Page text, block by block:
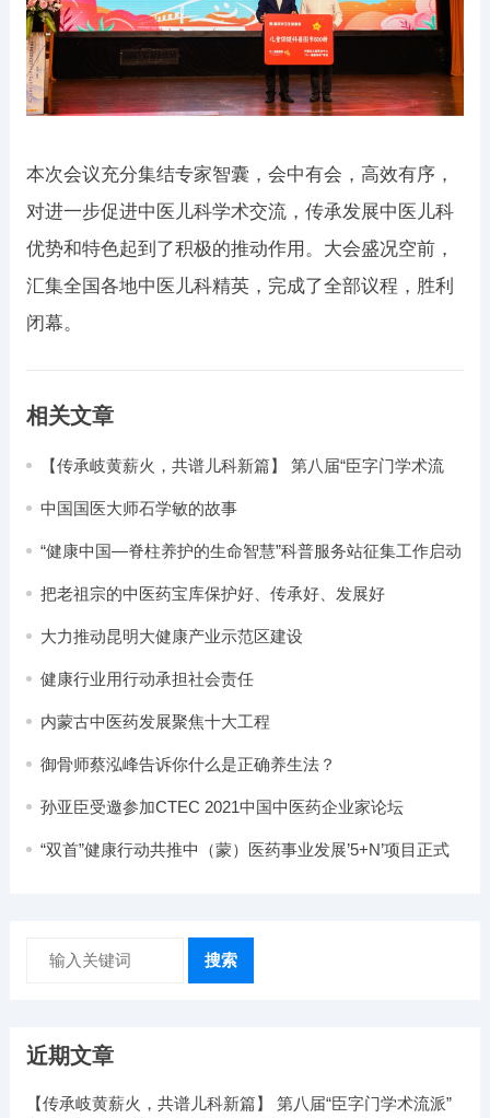
本次会议充分集结专家智囊，会中有会，高效有序，
对进一步促进中医儿科学术交流，传承发展中医儿科
优势和特色起到了积极的推动作用。大会盛况空前，
汇集全国各地中医儿科精英，完成了全部议程，胜利
闭幕。
相关文章
【传承岐黄薪火，共谱儿科新篇】 第八届“臣字门学术流
中国国医大师石学敏的故事
“健康中国—脊柱养护的生命智慧”科普服务站征集工作启动
把老祖宗的中医药宝库保护好、传承好、发展好
大力推动昆明大健康产业示范区建设
健康行业用行动承担社会责任
内蒙古中医药发展聚焦十大工程
御骨师蔡泓峰告诉你什么是正确养生法？
孙亚臣受邀参加CTEC 2021中国中医药企业家论坛
“双首”健康行动共推中（蒙）医药事业发展’5+N’项目正式
搜索
近期文章
【传承岐黄薪火，共谱儿科新篇】 第八届“臣字门学术流派”